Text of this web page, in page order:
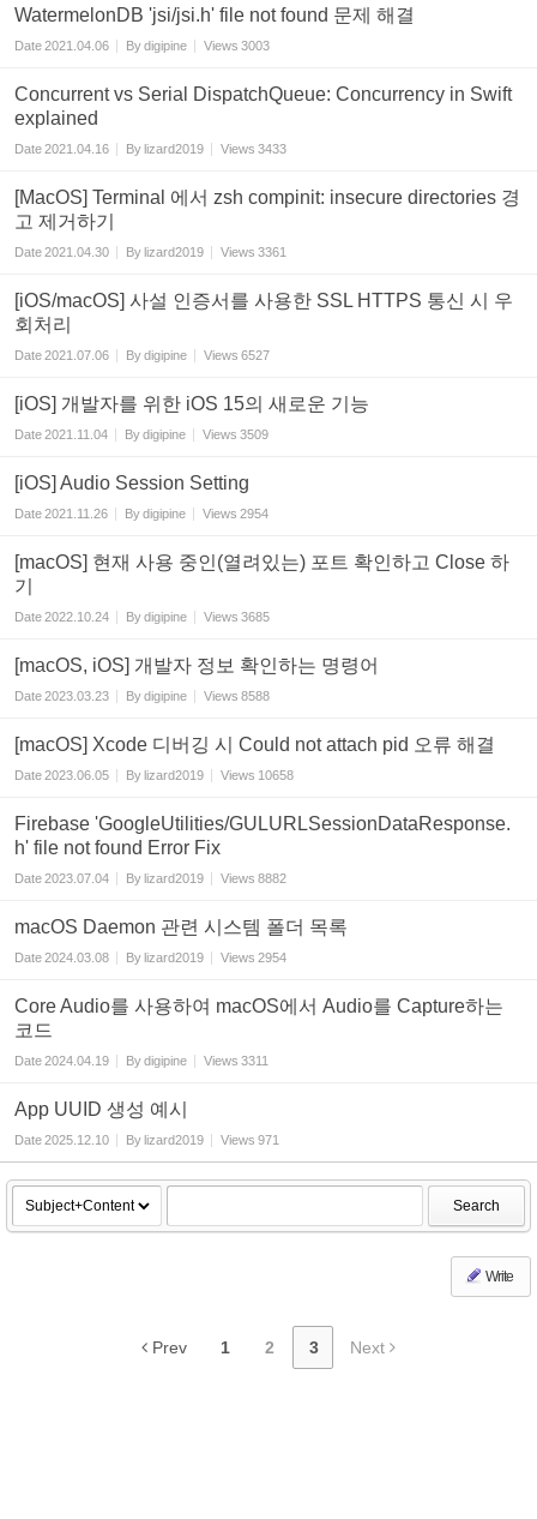
WatermelonDB 'jsi/jsi.h' file not found 문제 해결
Date2021.04.06 Bydigipine Views 3003
Concurrent vs Serial DispatchQueue: Concurrency in Swift
explained
Date2021.04.16 Bylizard2019 Views 3433
[MacOS] Terminal 에서 zsh compinit: insecure directories 경
고 제거하기
Date2021.04.30 Bylizard2019 Views 3361
[iOS/macOS] 사설 인증서를 사용한 SSL HTTPS 통신 시 우
회처리
Date2021.07.06 Bydigipine Views 6527
[iOS] 개발자를 위한 iOS 15의 새로운 기능
Date2021.11.04 Bydigipine Views 3509
[iOS] Audio Session Setting
Date2021.11.26 Bydigipine Views 2954
[macOS] 현재 사용 중인(열려있는) 포트 확인하고 Close 하
기
Date2022.10.24 Bydigipine Views 3685
[macOS, iOS] 개발자 정보 확인하는 명령어
Date2023.03.23 Bydigipine Views 8588
[macOS] Xcode 디버깅 시 Could not attach pid 오류 해결
Date2023.06.05 Bylizard2019 Views 10658
Firebase 'GoogleUtilities/GULURLSessionDataResponse.
h' file not found Error Fix
Date2023.07.04 Bylizard2019 Views 8882
macOS Daemon 관련 시스템 폴더 목록
Date2024.03.08 Bylizard2019 Views 2954
Core Audio를 사용하여 macOS에서 Audio를 Capture하는
코드
Date2024.04.19 Bydigipine Views 3311
App UUID 생성 예시
Date2025.12.10 Bylizard2019 Views 971
Search
Write
Prev 1 2 3 Next